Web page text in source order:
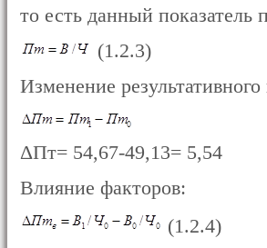
то есть данный показатель
(1.2.3)
Изменение результативного
ΔПт= 54,67-49,13= 5,54
Влияние факторов:
(1.2.4)